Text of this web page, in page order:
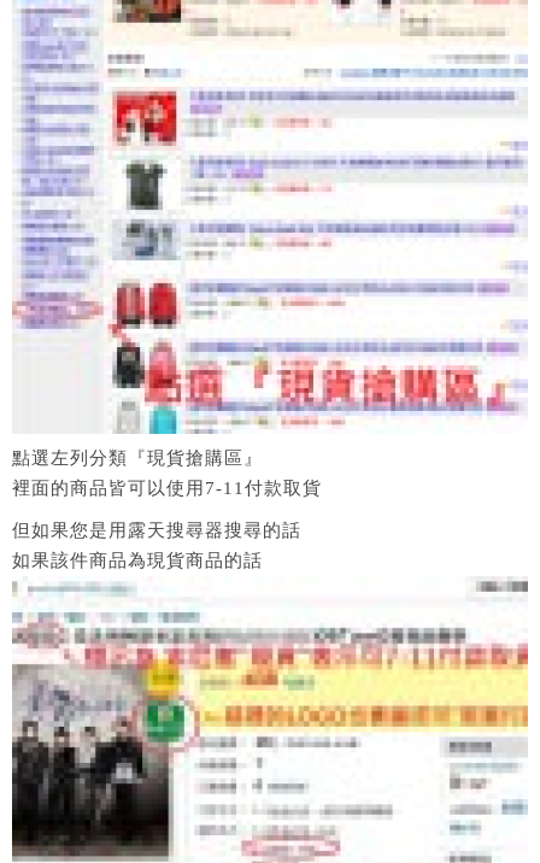
點選左列分類『現貨搶購區』
裡面的商品皆可以使用7-11付款取貨
但如果您是用露天搜尋器搜尋的話
如果該件商品為現貨商品的話